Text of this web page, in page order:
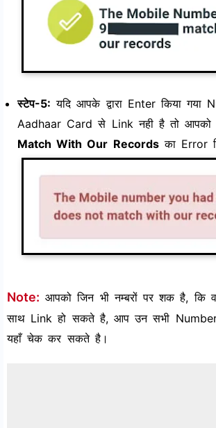
स्टेप-5: यदि आपके द्वारा Enter किया
Aadhaar Card से Link नही है तो आपको
Match With Our Recordsका Error
Note: आपको जिन भी नम्बरों पर शक है,
साथ Link हो सकते है, आप उन सभी
यहाँ चेक कर सकते है।